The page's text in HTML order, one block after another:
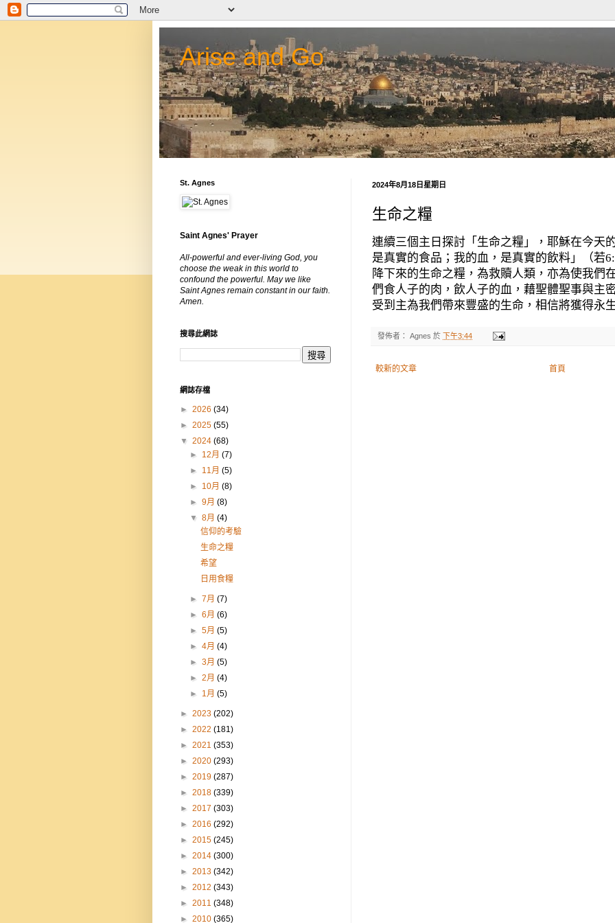
Arise and Go
2024年8月18日星期日
生命之糧
連續三個主日探討「生命之糧」，耶穌在今天
是真實的食品；我的血，是真實的飲料」（若
降下來的生命之糧，為救贖人類，亦為使我們
們食人子的肉，飲人子的血，藉聖體聖事與主
受到主為我們帶來豐盛的生命，相信將獲得永
發佈者： Agnes 於 下午3:44
較新的文章 首頁
St. Agnes
Saint Agnes' Prayer
All-powerful and ever-living God, you
choose the weak in this world to
confound the powerful. May we like
Saint Agnes remain constant in our faith.
Amen.
搜尋此網誌
網誌存檔
► 2026 (34)
► 2025 (55)
▼ 2024 (68)
► 12月(7)
► 11月(5)
► 10月(8)
►9月(8)
▼8月(4)
信仰的考驗
生命之糧
希望
日用食糧
►7月(7)
►6月(6)
►5月(5)
►4月(4)
►3月(5)
►2月(4)
► 1月(5)
► 2023 (202)
► 2022 (181)
► 2021 (353)
► 2020 (293)
► 2019 (287)
► 2018 (339)
► 2017 (303)
► 2016 (292)
► 2015 (245)
► 2014 (300)
► 2013 (342)
► 2012 (343)
► 2011 (348)
► 2010 (365)